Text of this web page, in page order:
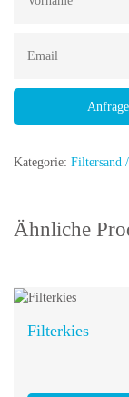
Kategorie: Filtersand
Ähnliche
Filterkies